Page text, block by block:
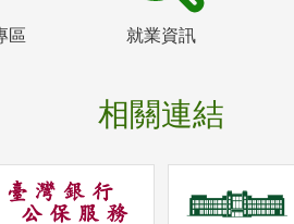
區 就業資訊
相關連結